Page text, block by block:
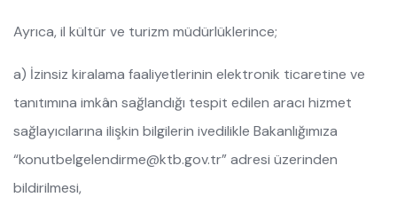
Ayrıca, il kültür ve turizm müdürlüklerince;
a) İzinsiz kiralama faaliyetlerinin elektronik ticaretine ve
tanıtımına imkân sağlandığı tespit edilen aracı hizmet
sağlayıcılarına ilişkin bilgilerin ivedilikle Bakanlığımıza
“konutbelgelendirme@ktb.gov.tr” adresi üzerinden
bildirilmesi,